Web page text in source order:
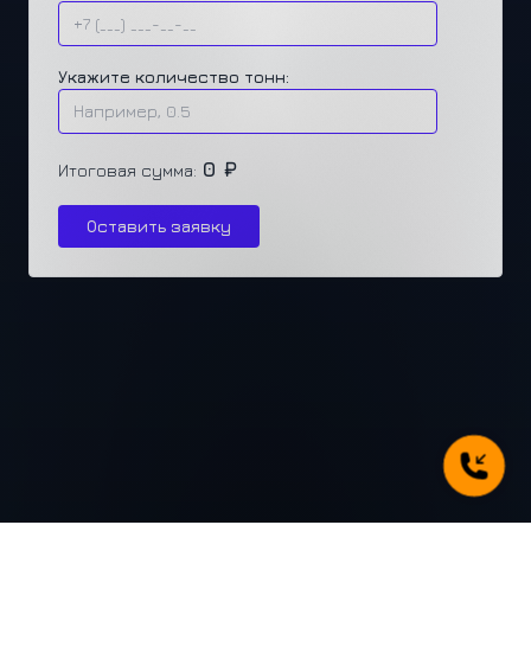
Укажите количество тонн:
Итоговая сумма: 0 ₽
Оставить заявку